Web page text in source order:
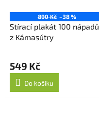
890 Kč –38 %
Stírací plakát 100 nápadů
z Kámasútry
549 Kč
Do košíku